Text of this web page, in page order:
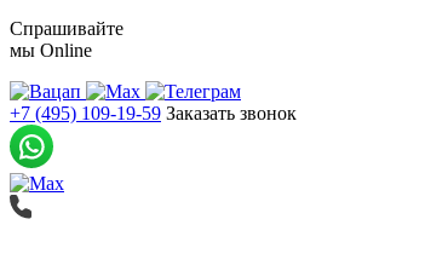
Спрашивайте
мы Online
+7 (495) 109-19-59 Заказать звонок